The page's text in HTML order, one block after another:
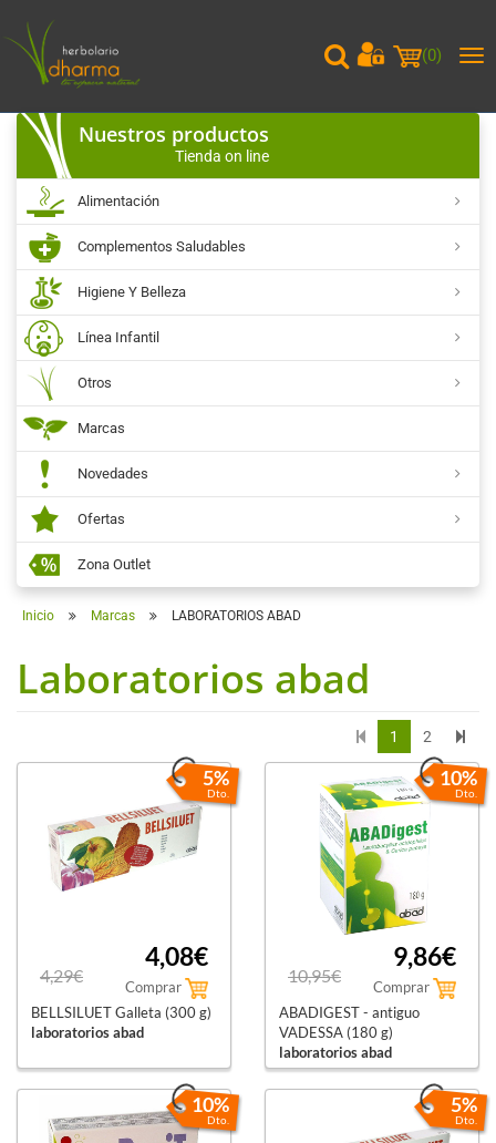
(0)
Nuestros productos
Tienda on line
Alimentación
Complementos Saludables
Higiene Y Belleza
Línea Infantil
Otros
Marcas
Novedades
Ofertas
Zona Outlet
Inicio Marcas LABORATORIOS ABAD
Laboratorios abad
1 2
5%
Dto.
4,29€
4,08€
Comprar
BELLSILUET Galleta (300 g)
laboratorios abad
10%
Dto.
10,95€
9,86€
Comprar
ABADIGEST - antiguo
VADESSA (180 g)
laboratorios abad
10%
Dto.
5%
Dto.